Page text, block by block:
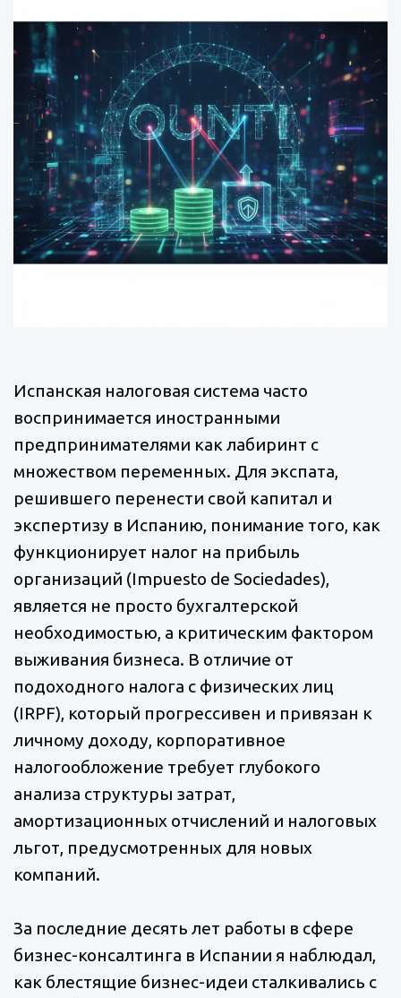
Испанская налоговая система часто
воспринимается иностранными
предпринимателями как лабиринт с
множеством переменных. Для экспата,
решившего перенести свой капитал и
экспертизу в Испанию, понимание того, как
функционирует налог на прибыль
организаций (Impuesto de Sociedades),
является не просто бухгалтерской
необходимостью, а критическим фактором
выживания бизнеса. В отличие от
подоходного налога с физических лиц
(IRPF), который прогрессивен и привязан к
личному доходу, корпоративное
налогообложение требует глубокого
анализа структуры затрат,
амортизационных отчислений и налоговых
льгот, предусмотренных для новых
компаний.
За последние десять лет работы в сфере
бизнес-консалтинга в Испании я наблюдал,
как блестящие бизнес-идеи сталкивались с